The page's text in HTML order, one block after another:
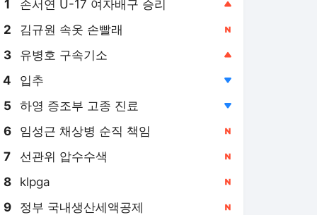
1 손서연 U-17 여자배구 승리
2 김규원 속옷 손빨래
3 유병호 구속기소
4 입추
5 하영 증조부 고종 진료
6 임성근 채상병 순직 책임
7 선관위 압수수색
8 klpga
9 정부 국내생산세액공제